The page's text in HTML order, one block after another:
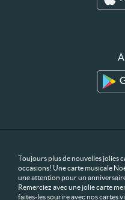
Toujours plus de nouvelles jolies
occasions! Une carte musicale
une attention pour un
Remerciez avec une jolie carte
faites-les sourire avec nos cartes